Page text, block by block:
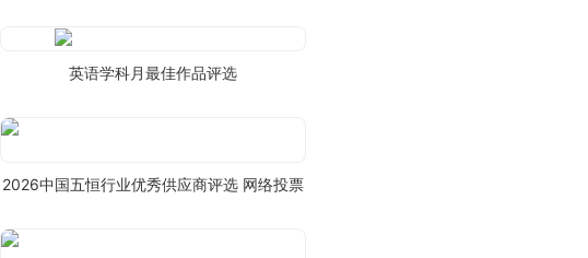
英语学科月最佳作品评选
2026中国五恒行业优秀供应商评选 网络投票